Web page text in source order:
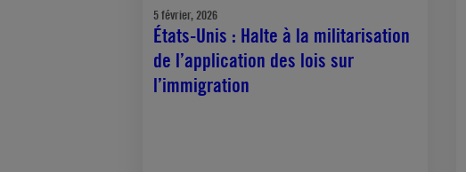
5 février, 2026
États-Unis : Halte à la militarisation
de l’application des lois sur
l’immigration